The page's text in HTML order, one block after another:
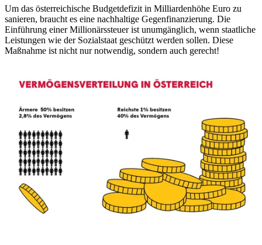
Um das österreichische Budgetdefizit in Milliardenhöhe Euro zu
sanieren, braucht es eine nachhaltige Gegenfinanzierung. Die
Einführung einer Millionärssteuer ist unumgänglich, wenn staatliche
Leistungen wie der Sozialstaat geschützt werden sollen. Diese
Maßnahme ist nicht nur notwendig, sondern auch gerecht!